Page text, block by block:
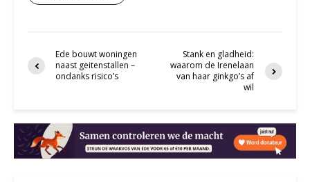
Ede bouwt woningen
naast geitenstallen –
ondanks risico’s
Stank en gladheid:
waarom de Irenelaan
van haar ginkgo’s af
wil